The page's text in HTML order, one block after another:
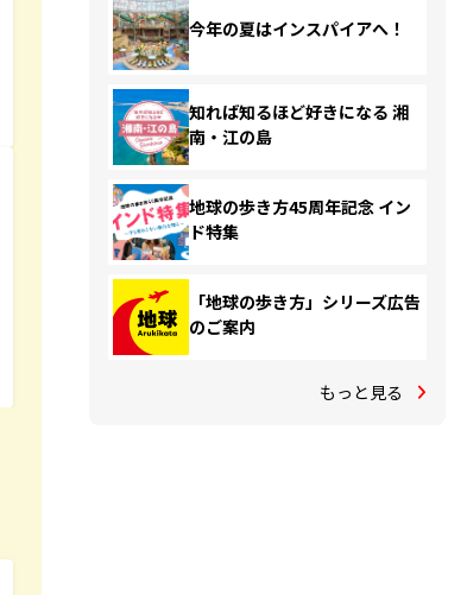
今年の夏はインスパイアへ！
知れば知るほど好きになる 湘
南・江の島
地球の歩き方45周年記念 イン
ド特集
「地球の歩き方」シリーズ広告
のご案内
もっと見る